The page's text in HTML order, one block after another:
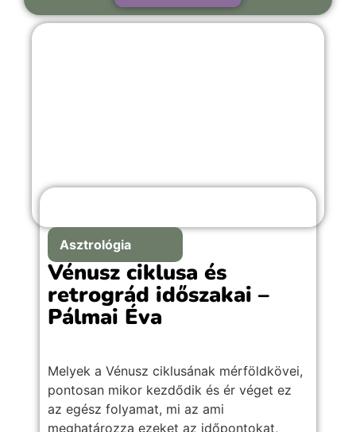
Asztrológia
Vénusz ciklusa és
retrográd időszakai –
Pálmai Éva
Melyek a Vénusz ciklusának mérföldkövei,
pontosan mikor kezdődik és ér véget ez
az egész folyamat, mi az ami
meghatározza ezeket az időpontokat,